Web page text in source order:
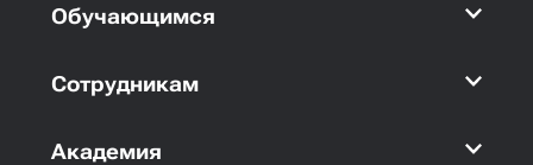
Обучающимся
Сотрудникам
Академия